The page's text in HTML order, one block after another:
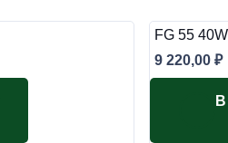
FG 55 40W
9 220,00 ₽